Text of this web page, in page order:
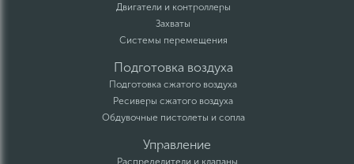
Двигатели и контроллеры
Захваты
Системы перемещения
Подготовка воздуха
Подготовка сжатого воздуха
Ресиверы сжатого воздуха
Обдувочные пистолеты и сопла
Управление